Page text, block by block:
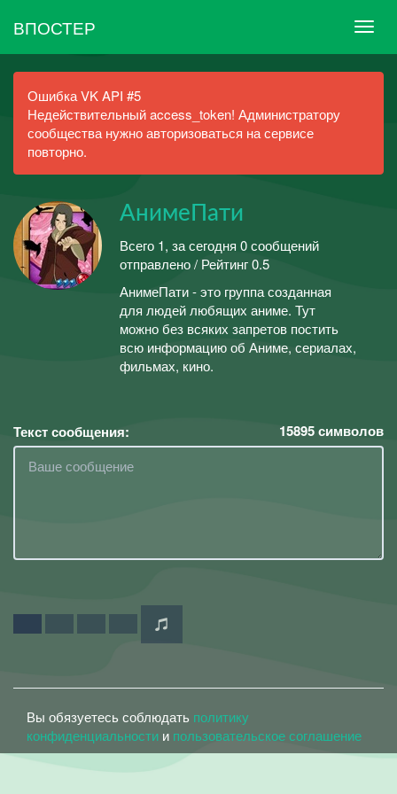
ВПОСТЕР
Ошибка VK API #5
Недействительный access_token! Администратору
сообщества нужно авторизоваться на сервисе
повторно.
АнимеПати
Всего 1, за сегодня 0 сообщений
отправлено / Рейтинг 0.5
АнимеПати - это группа созданная
для людей любящих аниме. Тут
можно без всяких запретов постить
всю информацию об Аниме, сериалах,
фильмах, кино.
Текст сообщения: 15895символов
Вы обязуетесь соблюдать политику
конфиденциальности и пользовательское соглашение